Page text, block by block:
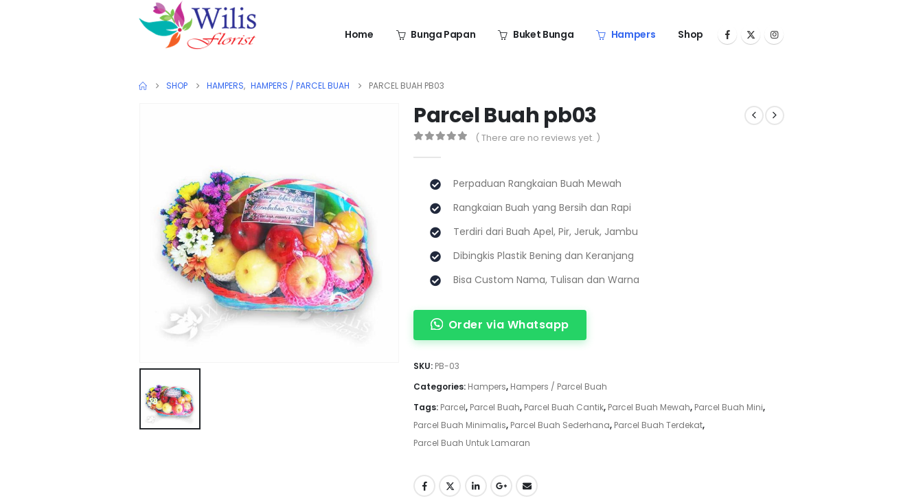
Home Bunga Papan Buket Bunga Hampers Shop
SHOP HAMPERS, HAMPERS / PARCEL BUAH PARCEL BUAH PB03
Parcel Buah pb03
( There are no reviews yet. )
Perpaduan Rangkaian Buah Mewah
Rangkaian Buah yang Bersih dan Rapi
Terdiri dari Buah Apel, Pir, Jeruk, Jambu
Dibingkis Plastik Bening dan Keranjang
Bisa Custom Nama, Tulisan dan Warna
Order via Whatsapp
SKU: PB-03
Categories: Hampers, Hampers / Parcel Buah
Tags: Parcel, Parcel Buah, Parcel Buah Cantik, Parcel Buah Mewah, Parcel Buah Mini,
Parcel Buah Minimalis, Parcel Buah Sederhana, Parcel Buah Terdekat,
Parcel Buah Untuk Lamaran